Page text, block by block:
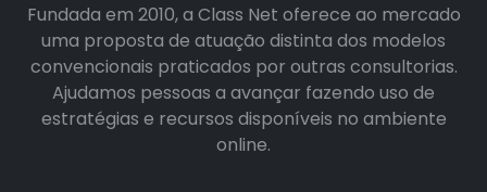
Fundada em 2010, a Class Net oferece ao mercado
uma proposta de atuação distinta dos modelos
convencionais praticados por outras consultorias.
Ajudamos pessoas a avançar fazendo uso de
estratégias e recursos disponíveis no ambiente
online.